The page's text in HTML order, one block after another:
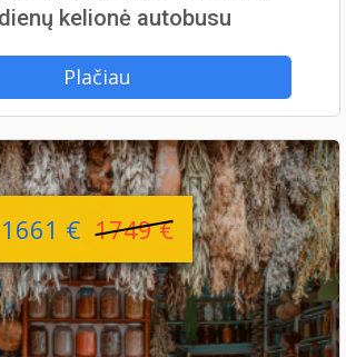
kelionė autobusu
Plačiau
1661 € 1749 €